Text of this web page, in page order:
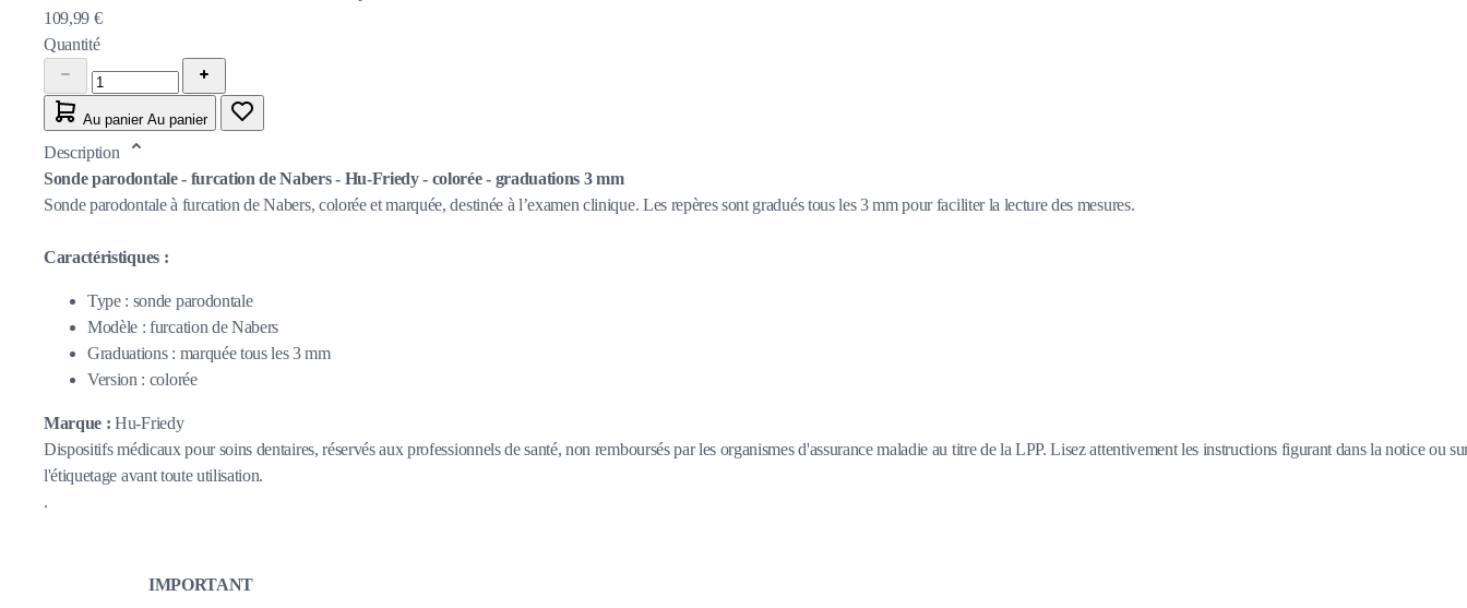
109,99 €
Quantité
Au panier Au panier
Description
Sonde parodontale - furcation de Nabers - Hu-Friedy - colorée - graduations 3 mm
Sonde parodontale à furcation de Nabers, colorée et marquée, destinée à l’examen clinique. Les repères sont gradués tous les 3 mm pour faciliter la lecture des mesures.
Caractéristiques :
Type : sonde parodontale
Modèle : furcation de Nabers
Graduations : marquée tous les 3 mm
Version : colorée
Marque : Hu-Friedy
Dispositifs médicaux pour soins dentaires, réservés aux professionnels de santé, non remboursés par les organismes d'assurance maladie au titre de la LPP. Lisez attentivement les instructions figurant dans la notice ou
l'étiquetage avant toute utilisation.
.
IMPORTANT